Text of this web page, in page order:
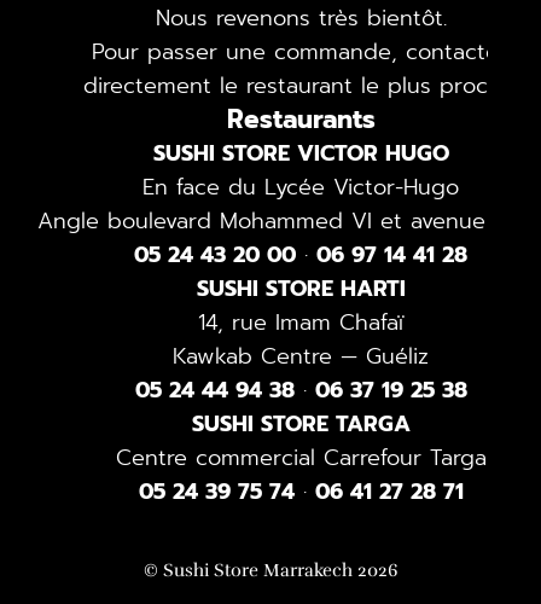
Nous revenons très bientôt.
Pour passer une commande, contactez
directement le restaurant le plus proche.
Restaurants
SUSHI STORE VICTOR HUGO
En face du Lycée Victor-Hugo
Angle boulevard Mohammed VI et avenue 4-
05 24 43 20 00 · 06 97 14 41 28
SUSHI STORE HARTI
14, rue Imam Chafaï
Kawkab Centre — Guéliz
05 24 44 94 38· 06 37 19 25 38
SUSHI STORE TARGA
Centre commercial Carrefour Targa
05 24 39 75 74· 06 41 27 28 71
© Sushi Store Marrakech 2026